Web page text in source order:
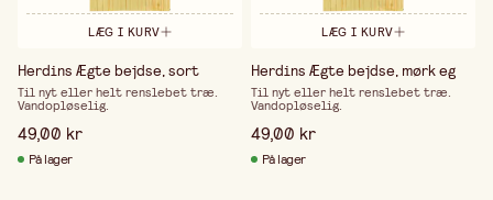
LÆG I KURV
Herdins Ægte bejdse, sort
Til nyt eller helt renslebet træ.
Vandopløselig.
49,00 kr
På lager
LÆG I KURV
Herdins Ægte bejdse, mørk eg
Til nyt eller helt renslebet træ.
Vandopløselig.
49,00 kr
På lager